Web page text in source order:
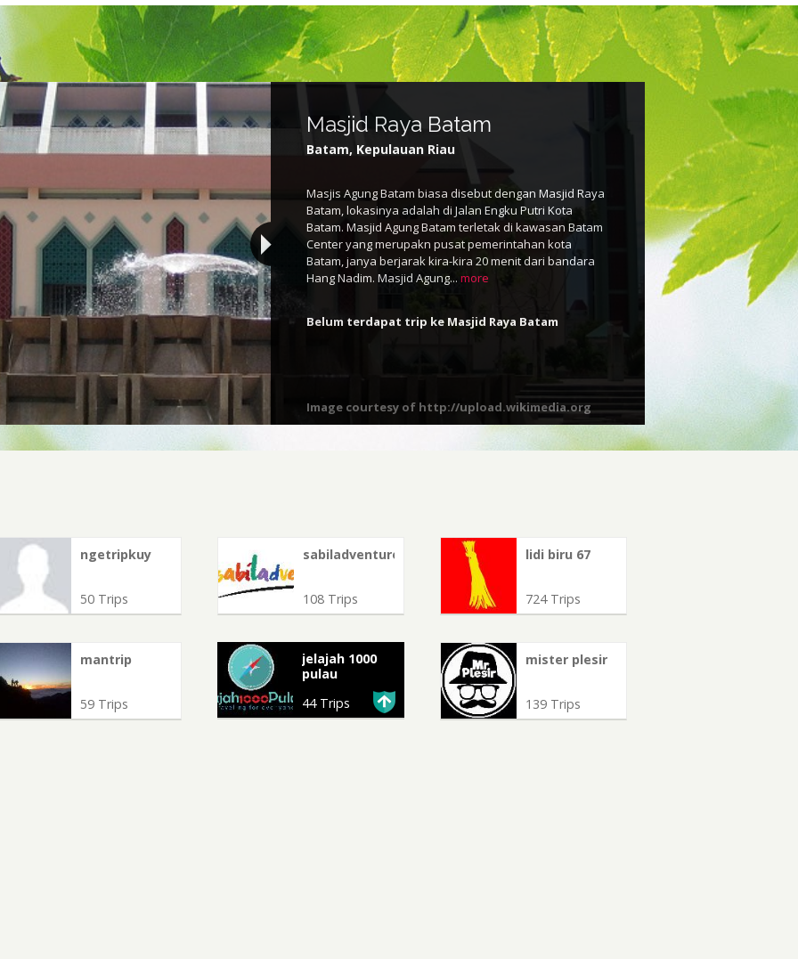
Masjid Raya Batam
Batam, Kepulauan Riau
Masjis Agung Batam biasa disebut dengan Masjid Raya
Batam, lokasinya adalah di Jalan Engku Putri Kota
Batam. Masjid Agung Batam terletak di kawasan Batam
Center yang merupakn pusat pemerintahan kota
Batam, janya berjarak kira-kira 20 menit dari bandara
Hang Nadim. Masjid Agung... more
Belum terdapat trip ke Masjid Raya Batam
Image courtesy of http://upload.wikimedia.org
ngetripkuy
50 Trips
sabiladventure
108 Trips
lidi biru 67
724 Trips
mantrip
59 Trips
jelajah 1000
pulau
44 Trips
mister plesir
139 Trips